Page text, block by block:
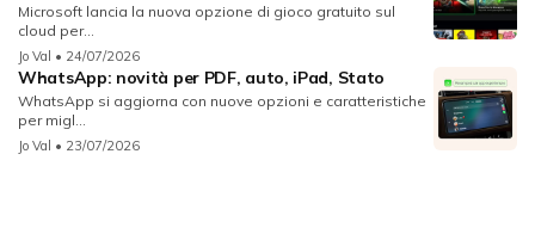
Microsoft lancia la nuova opzione di gioco gratuito sul
cloud per...
Jo Val • 24/07/2026
WhatsApp: novità per PDF, auto, iPad, Stato
WhatsApp si aggiorna con nuove opzioni e caratteristiche
per migl...
Jo Val • 23/07/2026